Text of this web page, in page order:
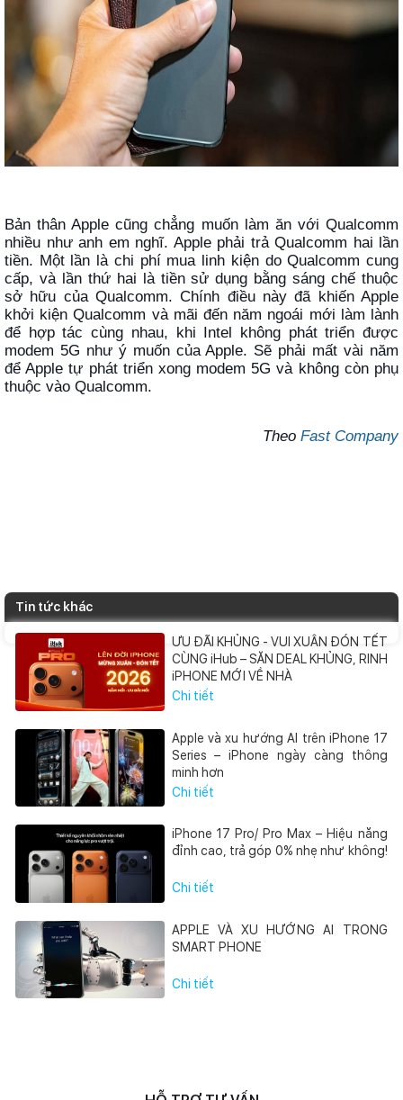
Bản thân Apple cũng chẳng muốn làm ăn với Qualcomm
nhiều như anh em nghĩ. Apple phải trả Qualcomm hai lần
tiền. Một lần là chi phí mua linh kiện do Qualcomm cung
cấp, và lần thứ hai là tiền sử dụng bằng sáng chế thuộc
sở hữu của Qualcomm. Chính điều này đã khiến Apple
khởi kiện Qualcomm và mãi đến năm ngoái mới làm lành
để hợp tác cùng nhau, khi Intel không phát triển được
modem 5G như ý muốn của Apple. Sẽ phải mất vài năm
để Apple tự phát triển xong modem 5G và không còn phụ
thuộc vào Qualcomm.
Theo Fast Company
Tin tức khác
ƯU ĐÃI KHỦNG - VUI XUÂN ĐÓN TẾT
CÙNG iHub – SĂN DEAL KHỦNG, RINH
iPHONE MỚI VỀ NHÀ
Chi tiết
Apple và xu hướng AI trên iPhone 17
Series – iPhone ngày càng thông
minh hơn
Chi tiết
iPhone 17 Pro/ Pro Max – Hiệu năng
đỉnh cao, trả góp 0% nhẹ như không!
Chi tiết
APPLE VÀ XU HƯỚNG AI TRONG
SMART PHONE
Chi tiết